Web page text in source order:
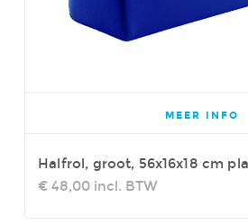
MEER INFO
Halfrol, groot, 56x16x18 cm
€ 48,00 incl. BTW